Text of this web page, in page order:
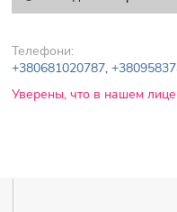
Телефони:
+380681020787,
Уверены, что в нашем лице